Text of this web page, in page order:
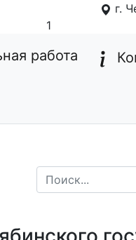
г.
работа